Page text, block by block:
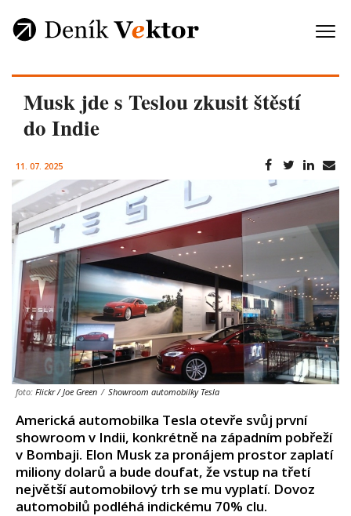
Musk jde s Teslou zkusit štěstí
do Indie
11. 07. 2025
foto: Flickr / Joe Green / Showroom automobilky Tesla
Americká automobilka Tesla otevře svůj první
showroom v Indii, konkrétně na západním pobřeží
v Bombaji. Elon Musk za pronájem prostor zaplatí
miliony dolarů a bude doufat, že vstup na třetí
největší automobilový trh se mu vyplatí. Dovoz
automobilů podléhá indickému 70% clu.